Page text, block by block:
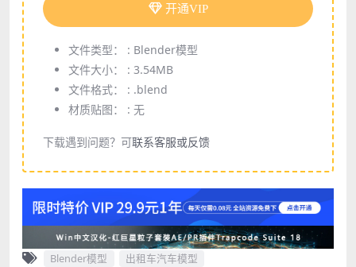
开通VIP
文件类型： : Blender模型
文件大小： : 3.54MB
文件格式： : .blend
材质贴图： : 无
下载遇到问题？可联系客服或反馈
Blender模型 出租车汽车模型